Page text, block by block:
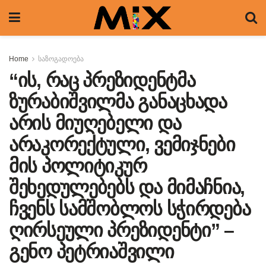
Home საზოგადოება
“ის, რაც პრეზიდენტმა
ზურაბიშვილმა განაცხადა
არის მიუღებელი და
არაკორექტული, ვემიჯნები
მის პოლიტიკურ
შეხედულებებს და მიმაჩნია,
ჩვენს სამშობლოს სჭირდება
ღირსეული პრეზიდენტი” –
გენო პეტრიაშვილი